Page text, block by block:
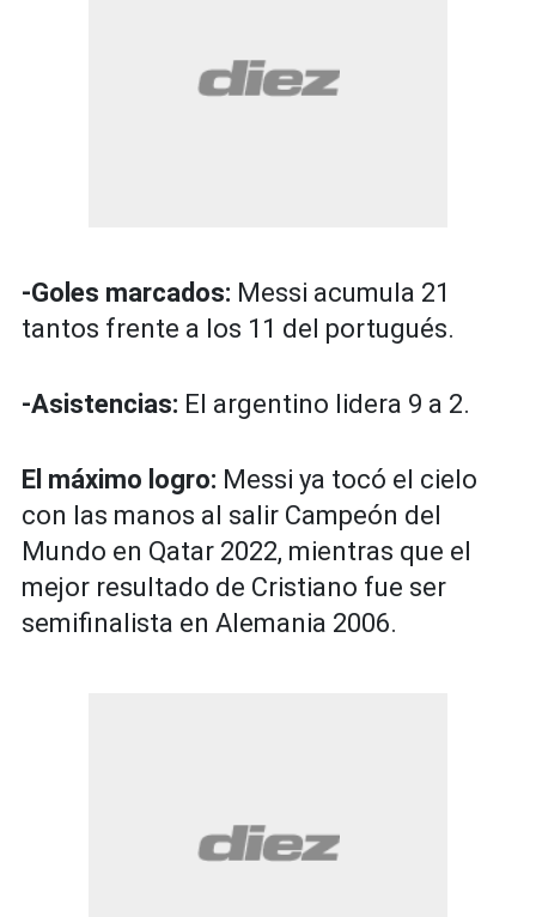
-Goles marcados: Messi acumula 21
tantos frente a los 11 del portugués.
-Asistencias: El argentino lidera 9 a 2.
El máximo logro: Messi ya tocó el cielo
con las manos al salir Campeón del
Mundo en Qatar 2022, mientras que el
mejor resultado de Cristiano fue ser
semifinalista en Alemania 2006.